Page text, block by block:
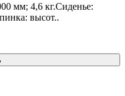
мм; 4,6 кг.Сиденье:
высот..